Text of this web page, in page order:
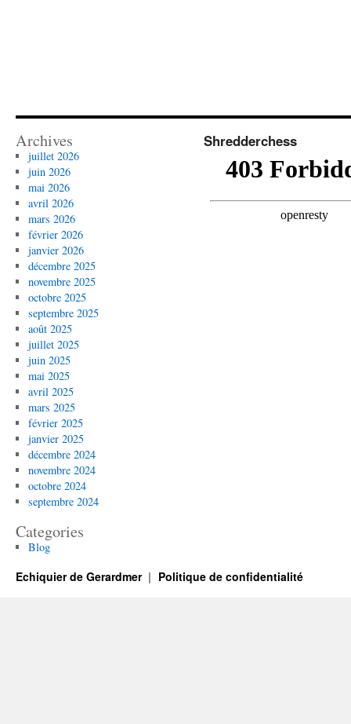
Archives
juillet 2026
juin 2026
mai 2026
avril 2026
mars 2026
février 2026
janvier 2026
décembre 2025
novembre 2025
octobre 2025
septembre 2025
août 2025
juillet 2025
juin 2025
mai 2025
avril 2025
mars 2025
février 2025
janvier 2025
décembre 2024
novembre 2024
octobre 2024
septembre 2024
Categories
Blog
Shredderchess
Echiquier de Gerardmer Politique de confidentialité